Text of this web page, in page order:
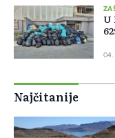
U
04.
Najčitanije